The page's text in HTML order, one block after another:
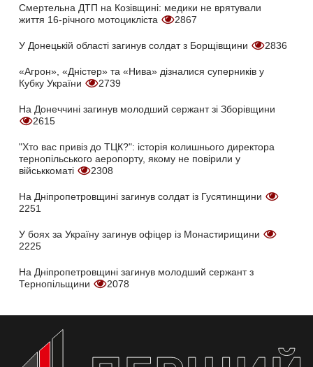
Смертельна ДТП на Козівщині: медики не врятували
життя 16-річного мотоцикліста
2867
У Донецькій області загинув солдат з Борщівщини 2836
«Агрон», «Дністер» та «Нива» дізналися суперників у
Кубку України
2739
На Донеччині загинув молодший сержант зі Зборівщини
2615
"Хто вас привіз до ТЦК?": історія колишнього директора
тернопільського аеропорту, якому не повірили у
військкоматі
2308
На Дніпропетровщині загинув солдат із Гусятинщини
2251
У боях за Україну загинув офіцер із Монастирищини
2225
На Дніпропетровщині загинув молодший сержант з
Тернопільщини
2078